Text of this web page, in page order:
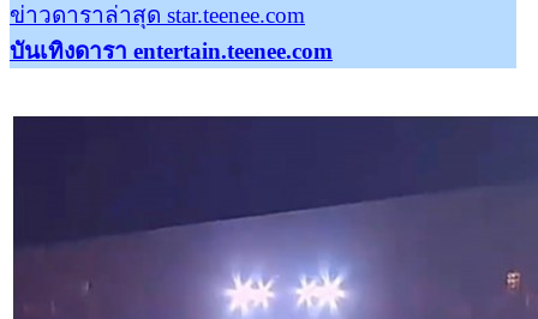
ข่าวดาราล่าสุด star.teenee.com
บันเทิงดารา entertain.teenee.com